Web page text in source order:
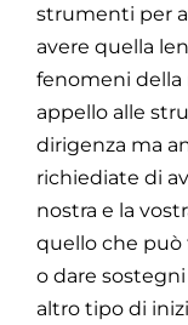
strumenti per
avere quella
fenomeni della
appello alle
dirigenza ma
richiediate di
nostra e la
quello che può
o dare
altro tipo di